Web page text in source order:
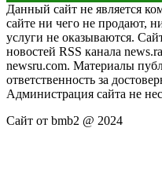
Данный сайт не является
сайте ни чего не продают,
услуги не оказываются.
новостей RSS канала
newsru.com. Материалы
ответственность за
Администрация сайта не
Сайт от bmb2 @ 2024